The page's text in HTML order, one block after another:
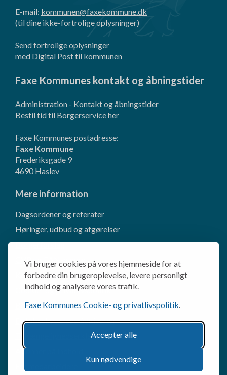
Vi bruger cookies på vores hjemmeside for at
forbedre din brugeroplevelse, levere personligt
indhold og analysere vores trafik.
Faxe Kommunes Cookie- og privatlivspolitik.
Accepter alle
Kun nødvendige
E-mail: kommunen@faxekommune.dk
(til dine ikke-fortrolige oplysninger)
Send fortrolige oplysninger
med Digital Post til kommunen
Faxe Kommunes kontakt og åbningstider
Administration - Kontakt og åbningstider
Bestil tid til Borgerservice her
Faxe Kommunes postadresse:
Faxe Kommune
Frederiksgade 9
4690 Haslev
Mere information
Dagsordener og referater
Høringer, udbud og afgørelser
Borgerforslag
CVR og EAN-numre
Kommunikation og presse
Cookie- og privatlivspolitik
Behandling af personoplysninger
Databeskyttelsesrådgiveren
Tilgængelighedserklæring
Abonner på indhold